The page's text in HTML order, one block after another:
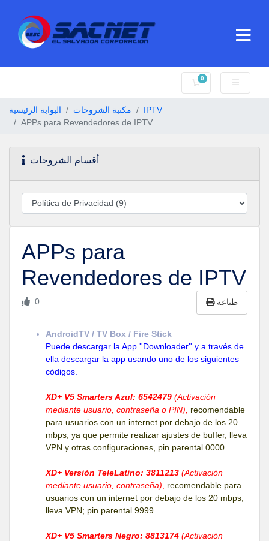
0
عربة التسوق
البوابة الرئيسية مكتبة الشروحات
IPTV
APPs para Revendedores de IPTV
أقسام الشروحات
APPs para
Revendedores de IPTV
طباعة 0
AndroidTV / TV Box / Fire Stick
Puede descargar la App ''Downloader'' y a través de
ella descargar la app usando uno de los siguientes
códigos.
XD+ V5 Smarters Azul: 6542479 (Activación
mediante usuario, contraseña o PIN), recomendable
para usuarios con un internet por debajo de los 20
mbps; ya que permite realizar ajustes de buffer, lleva
VPN y otras configuraciones, pin parental 0000.
XD+ Versión TeleLatino: 3811213 (Activación
mediante usuario, contraseña)
recomendable para
usuarios con un internet por debajo de los 20 mbps,
lleva VPN; pin parental 9999.
XD+ V5 Smarters Negro: 8813174 (Activación